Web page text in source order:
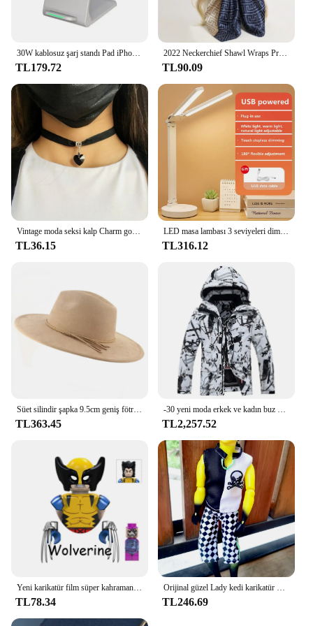
TL179.72
2022 Neckerchief Shawl Wraps Print Silk Satin Scarf Square Women Muslim Hijab Elegant Headband
TL90.09
TL36.15
LED masa lambası 3 seviyeleri dim dokunmatik gece lambası USB şarj edilebilir göz koruması katlanabilir masa yatak odası için lamba başucu Readin
TL316.12
TL363.45 TL2,257.52
TL78.34 TL246.69